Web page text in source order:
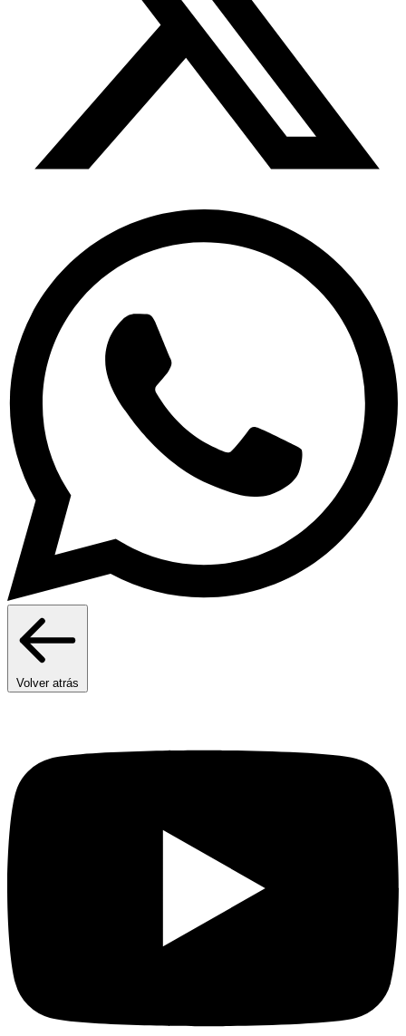
Volver atrás